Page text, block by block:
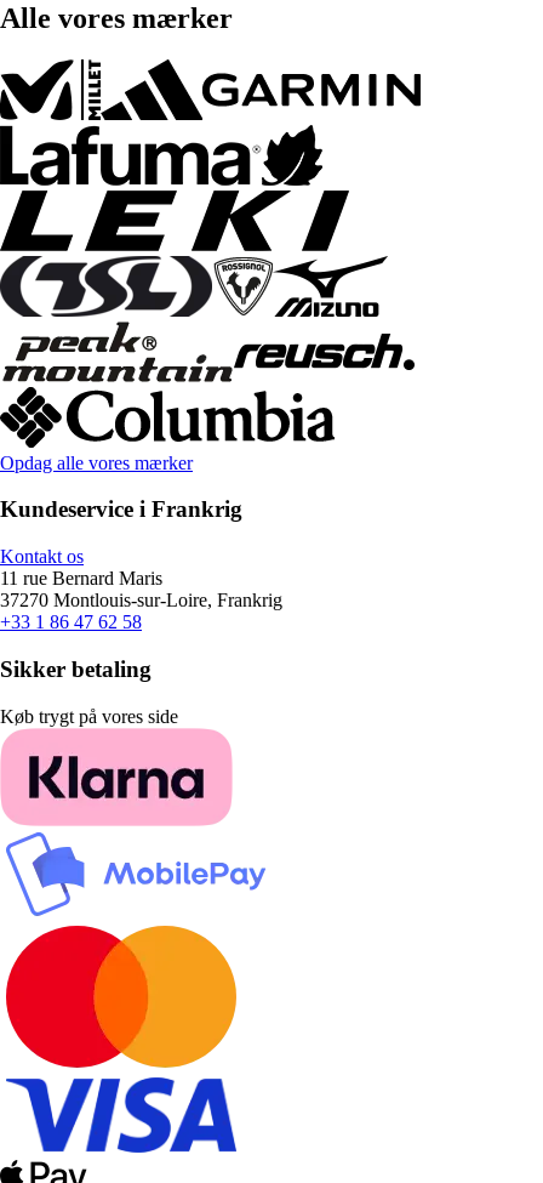
Alle vores mærker
Opdag alle vores mærker
Kundeservice i Frankrig
Kontakt os
11 rue Bernard Maris
37270 Montlouis-sur-Loire, Frankrig
+33 1 86 47 62 58
Sikker betaling
Køb trygt på vores side